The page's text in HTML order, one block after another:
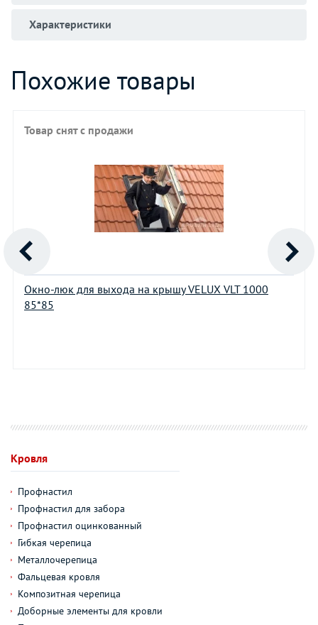
Характеристики
Похожие товары
Окно-люк для выхода на крышу VELUX VLT 1000
85*85
Товар снят с продажи
Кровля
Профнастил
Профнастил для забора
Профнастил оцинкованный
Гибкая черепица
Металлочерепица
Фальцевая кровля
Композитная черепица
Доборные элементы для кровли